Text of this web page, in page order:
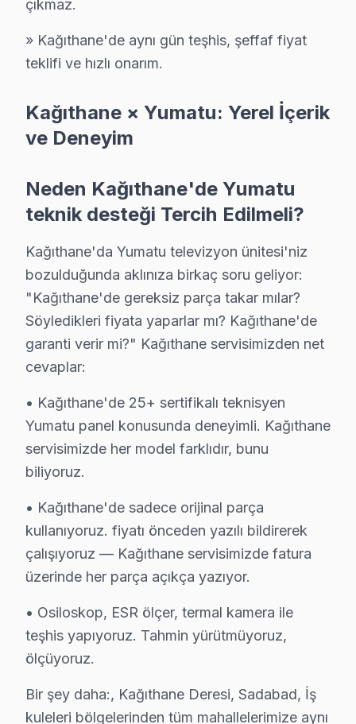
· Kağıthane Hi-Level
· Kağıthane iFFALCON
· Kağıthane Samsung
· Kağıthane LG
Kağıthane'de Yumatu TV Tamiri —
Kağıthane'de Yumatu LED TV servisinde net
✓ 15+ Yıl Deneyim
✓ Yazılı Garanti Belgesi
Kağıthane, İstanbul'un köklü ilçelerinden biri olup
Kağıthane'de Yumatu TV Arıza Verileri 2025
2025 yılında Kağıthane ilçesinde Yumatu televizyon
Kağıthane'nin coğrafi konumu, ulaşım ağı üzerinde
Yumatu marka televizyonların belirli modelleri,
Kağıthane'deki Yumatu televizyon kullanıcıları
çıkmaz.
» Kağıthane'de aynı gün teşhis, şeffaf fiyat
teklifi ve hızlı onarım.
Kağıthane × Yumatu: Yerel İçerik
ve Deneyim
Neden Kağıthane'de Yumatu
teknik desteği Tercih Edilmeli?
Kağıthane'da Yumatu televizyon ünitesi'niz
bozulduğunda aklınıza birkaç soru geliyor:
"Kağıthane'de gereksiz parça takar mılar?
Söyledikleri fiyata yaparlar mı? Kağıthane'de
garanti verir mi?" Kağıthane servisimizden net
cevaplar:
• Kağıthane'de 25+ sertifikalı teknisyen
Yumatu panel konusunda deneyimli. Kağıthane
servisimizde her model farklıdır, bunu
biliyoruz.
• Kağıthane'de sadece orijinal parça
kullanıyoruz. fiyatı önceden yazılı bildirerek
çalışıyoruz — Kağıthane servisimizde fatura
üzerinde her parça açıkça yazıyor.
• Osiloskop, ESR ölçer, termal kamera ile
teşhis yapıyoruz. Tahmin yürütmüyoruz,
ölçüyoruz.
Bir şey daha:, Kağıthane Deresi, Sadabad, İş
kuleleri bölgelerinden tüm mahallelerimize aynı